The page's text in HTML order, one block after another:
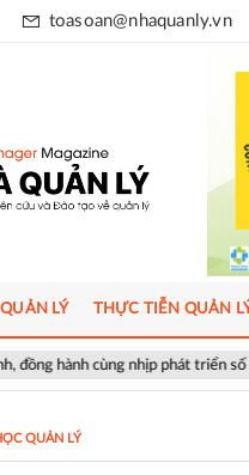
toasoan@nhaquanly.vn
nhịp phát triển số của Thủ đô
LÝ THỰC TIỄN QUẢN
QUẢN LÝ